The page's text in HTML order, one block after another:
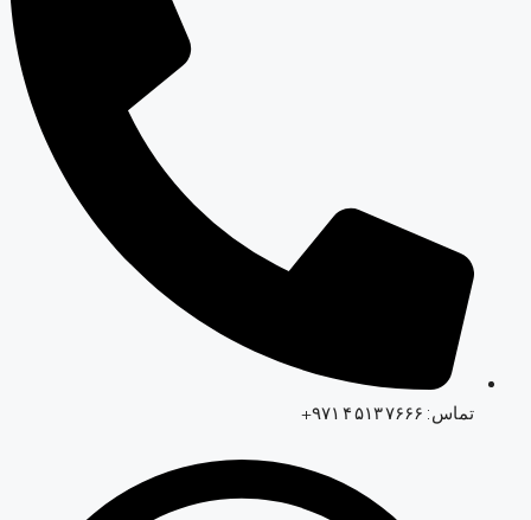
تماس: ‎+۹۷۱ ۴ ۵۱۳ ۷۶۶۶